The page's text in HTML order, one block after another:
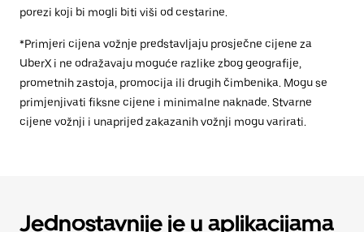
porezi koji bi mogli biti viši od cestarine.
*Primjeri cijena vožnje predstavljaju prosječne cijene za
UberX i ne odražavaju moguće razlike zbog geografije,
prometnih zastoja, promocija ili drugih čimbenika. Mogu se
primjenjivati fiksne cijene i minimalne naknade. Stvarne
cijene vožnji i unaprijed zakazanih vožnji mogu varirati.
Jednostavnije je u aplikacijama